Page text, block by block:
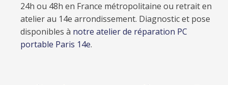
24h ou 48h en France métropolitaine ou retrait en
atelier au 14e arrondissement. Diagnostic et pose
disponibles à notre atelier de réparation PC
portable Paris 14e.